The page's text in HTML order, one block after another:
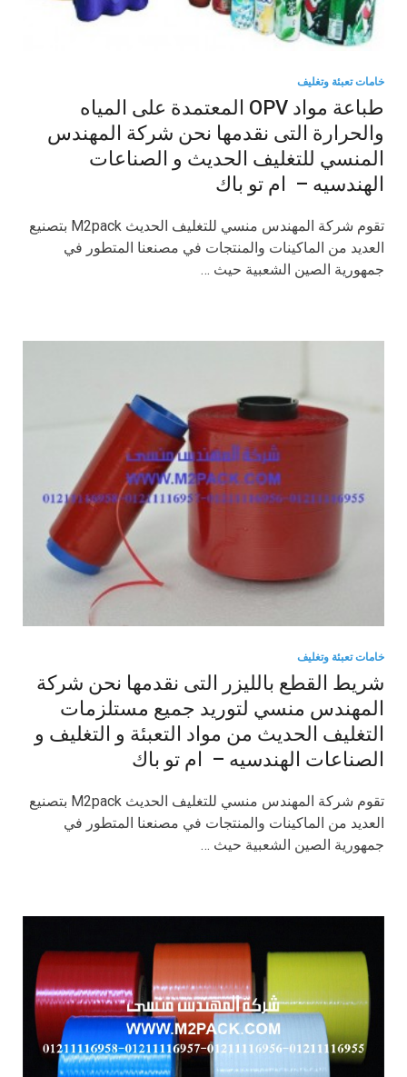
خامات تعبئة وتغليف
طباعة مواد OPV المعتمدة على المياه
والحرارة التى نقدمها نحن شركة المهندس
المنسي للتغليف الحديث و الصناعات
الهندسيه – ام تو باك
تقوم شركة المهندس منسي للتغليف الحديث M2pack بتصنيع
العديد من الماكينات والمنتجات في مصنعنا المتطور في
جمهورية الصين الشعبية حيث …
خامات تعبئة وتغليف
شريط القطع بالليزر التى نقدمها نحن شركة
المهندس منسي لتوريد جميع مستلزمات
التغليف الحديث من مواد التعبئة و التغليف و
الصناعات الهندسيه – ام تو باك
تقوم شركة المهندس منسي للتغليف الحديث M2pack بتصنيع
العديد من الماكينات والمنتجات في مصنعنا المتطور في
جمهورية الصين الشعبية حيث …